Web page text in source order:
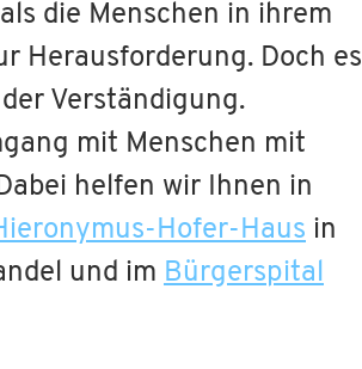
die Menschen in ihrem
Herausforderung. Doch es
Verständigung.
mit Menschen mit
helfen wir Ihnen in
Hofer-Haus in
und im Bürgerspital